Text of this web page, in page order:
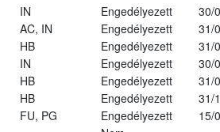
IN Engedélyezett
30/
AC, IN Engedélyezett
31/
HB Engedélyezett
31/
IN Engedélyezett
30/
HB Engedélyezett
31/
HB Engedélyezett
31/
FU, PG Engedélyezett
15/